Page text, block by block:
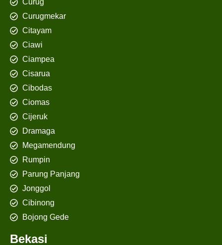
Curug
Curugmekar
Citayam
Ciawi
Ciampea
Cisarua
Cibodas
Ciomas
Cijeruk
Dramaga
Megamendung
Rumpin
Parung Panjang
Jonggol
Cibinong
Bojong Gede
Bekasi